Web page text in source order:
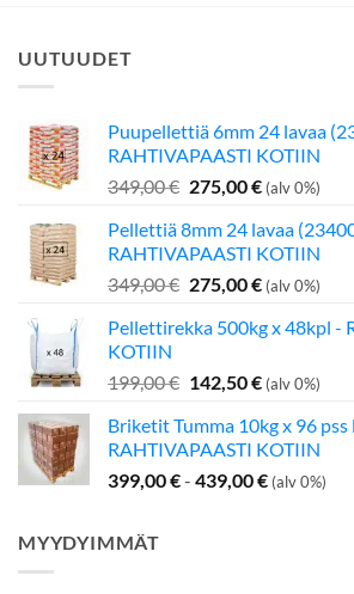
UUTUUDET
Puupellettiä 6mm 24 lavaa
RAHTIVAPAASTI KOTIIN
349,00€ Alkuperäinen
oli:
349,00 €.
275,00€Nykyinen
on:
275,00 €.
(alv 0%)
Pellettiä 8mm 24 lavaa
RAHTIVAPAASTI KOTIIN
349,00€ Alkuperäinen
oli:
275,00€Nykyinen
on:
(alv 0%)
Pellettirekka 500kg x 48kpl -
KOTIIN
199,00€ Alkuperäinen
oli:
199,00 €.
142,50€Nykyinen
on:
142,50 €.
(alv 0%)
Briketit Tumma 10kg x 96 pss
RAHTIVAPAASTI KOTIIN
399,00€- 439,00€ (alv 0%)
MYYDYIMMÄT